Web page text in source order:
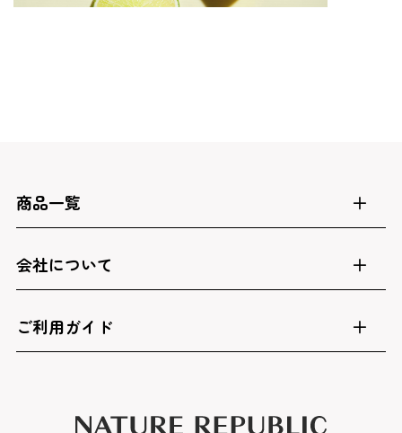
商品一覧
会社について
ご利用ガイド